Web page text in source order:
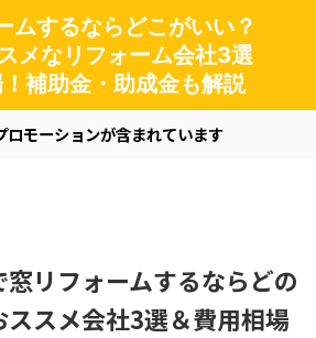
ムするならどこがいい？
メなリフォーム会社3選
補助金・助成金も解説
ロモーションが含まれています
リフォームするならどの
スメ会社3選＆費用相場